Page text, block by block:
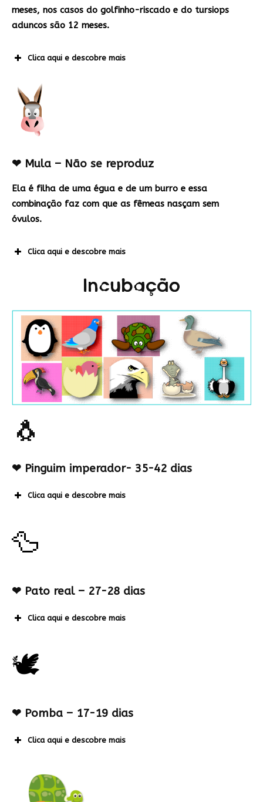
meses, nos casos do golfinho-riscado e do tursiops
aduncos são 12 meses.
Clica aqui e descobre mais
❤ Mula – Não se reproduz
Ela é filha de uma égua e de um burro e essa
combinação faz com que as fêmeas nasçam sem
óvulos.
Clica aqui e descobre mais
Incubação
🐧
❤ Pinguim imperador- 35-42 dias
Clica aqui e descobre mais
🦆
❤ Pato real – 27-28 dias
Clica aqui e descobre mais
🕊
❤ Pomba – 17-19 dias
Clica aqui e descobre mais